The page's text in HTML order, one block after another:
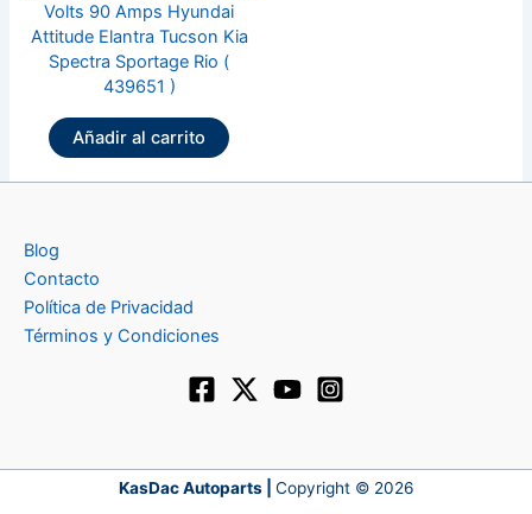
Volts 90 Amps Hyundai
Attitude Elantra Tucson Kia
Spectra Sportage Rio (
439651 )
Añadir al carrito
Blog
Contacto
Política de Privacidad
Términos y Condiciones
KasDac Autoparts | Copyright © 2026